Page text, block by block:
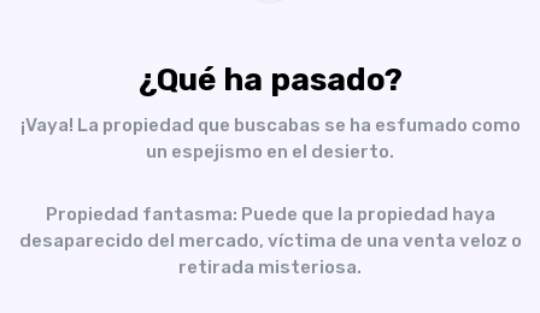
¿Qué ha pasado?
¡Vaya! La propiedad que buscabas se ha esfumado como
un espejismo en el desierto.
Propiedad fantasma: Puede que la propiedad haya
desaparecido del mercado, víctima de una venta veloz o
retirada misteriosa.